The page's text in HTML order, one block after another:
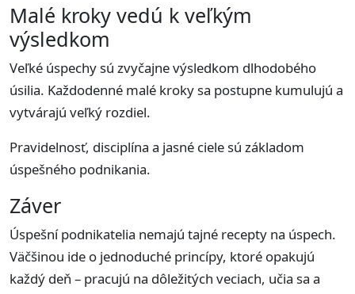
Malé kroky vedú k veľkým
výsledkom
Veľké úspechy sú zvyčajne výsledkom dlhodobého
úsilia. Každodenné malé kroky sa postupne kumulujú a
vytvárajú veľký rozdiel.
Pravidelnosť, disciplína a jasné ciele sú základom
úspešného podnikania.
Záver
Úspešní podnikatelia nemajú tajné recepty na úspech.
Väčšinou ide o jednoduché princípy, ktoré opakujú
každý deň – pracujú na dôležitých veciach, učia sa a